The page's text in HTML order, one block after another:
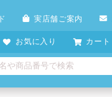
実店舗ご案内
お気に入り カート